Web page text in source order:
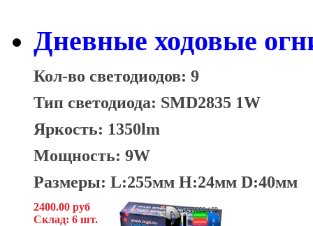
Дневные ходовые
Кол-во светодиодов: 9
Тип светодиода: SMD2835 1W
Яркость: 1350lm
Мощность: 9W
Размеры: L:255мм H:24мм D:40мм
2400.00 руб
Склад: 6 шт.